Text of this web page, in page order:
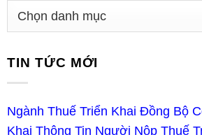
TIN TỨC MỚI
Ngành Thuế Triển Khai Đồng Bộ
Khai Thông Tin Người Nộp Thuế